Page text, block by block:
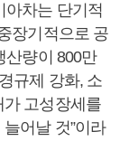
아차는 단기적
장기적으로 공
산량이 800만
규제 강화, 소
가 고성장세를
어날 것”이라